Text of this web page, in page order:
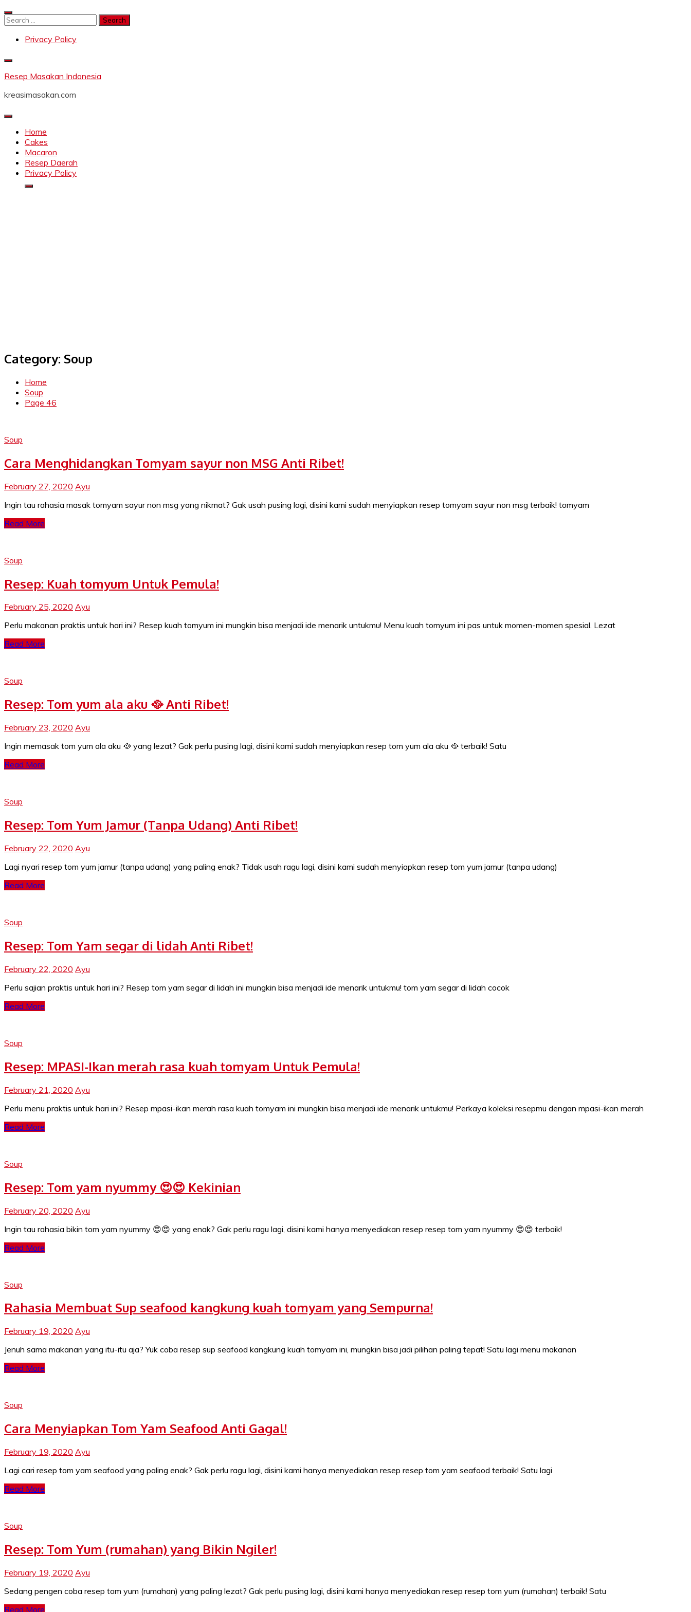
Skip
to
Search
Privacy Policy
Resep Masakan Indonesia
kreasimasakan.com
Home
Cakes
Macaron
Resep Daerah
Privacy Policy
Category: Soup
Home
Soup
Page 46
Soup
Cara Menghidangkan Tomyam sayur non MSG Anti Ribet!
February 27, 2020 Ayu
Ingin tau rahasia masak tomyam sayur non msg yang nikmat? Gak usah pusing lagi, disini kami sudah menyiapkan resep tomyam sayur non msg terbaik! tomyam
Read More
Soup
Resep: Kuah tomyum Untuk Pemula!
February 25, 2020 Ayu
Perlu makanan praktis untuk hari ini? Resep kuah tomyum ini mungkin bisa menjadi ide menarik untukmu! Menu kuah tomyum ini pas untuk momen-momen spesial. Lezat
Read More
Soup
Resep: Tom yum ala aku 🥘 Anti Ribet!
February 23, 2020 Ayu
Ingin memasak tom yum ala aku 🥘 yang lezat? Gak perlu pusing lagi, disini kami sudah menyiapkan resep tom yum ala aku 🥘 terbaik! Satu
Read More
Soup
Resep: Tom Yum Jamur (Tanpa Udang) Anti Ribet!
February 22, 2020 Ayu
Lagi nyari resep tom yum jamur (tanpa udang) yang paling enak? Tidak usah ragu lagi, disini kami sudah menyiapkan resep tom yum jamur (tanpa udang)
Read More
Soup
Resep: Tom Yam segar di lidah Anti Ribet!
February 22, 2020 Ayu
Perlu sajian praktis untuk hari ini? Resep tom yam segar di lidah ini mungkin bisa menjadi ide menarik untukmu! tom yam segar di lidah cocok
Read More
Soup
Resep: MPASI-Ikan merah rasa kuah tomyam Untuk Pemula!
February 21, 2020 Ayu
Perlu menu praktis untuk hari ini? Resep mpasi-ikan merah rasa kuah tomyam ini mungkin bisa menjadi ide menarik untukmu! Perkaya koleksi resepmu dengan mpasi-ikan merah
Read More
Soup
Resep: Tom yam nyummy 😍😍 Kekinian
February 20, 2020 Ayu
Ingin tau rahasia bikin tom yam nyummy 😍😍 yang enak? Gak perlu ragu lagi, disini kami hanya menyediakan resep resep tom yam nyummy 😍😍 terbaik!
Read More
Soup
Rahasia Membuat Sup seafood kangkung kuah tomyam yang Sempurna!
February 19, 2020 Ayu
Jenuh sama makanan yang itu-itu aja? Yuk coba resep sup seafood kangkung kuah tomyam ini, mungkin bisa jadi pilihan paling tepat! Satu lagi menu makanan
Read More
Soup
Cara Menyiapkan Tom Yam Seafood Anti Gagal!
February 19, 2020 Ayu
Lagi cari resep tom yam seafood yang paling enak? Gak perlu ragu lagi, disini kami hanya menyediakan resep resep tom yam seafood terbaik! Satu lagi
Read More
Soup
Resep: Tom Yum (rumahan) yang Bikin Ngiler!
February 19, 2020 Ayu
Sedang pengen coba resep tom yum (rumahan) yang paling lezat? Gak perlu pusing lagi, disini kami hanya menyediakan resep resep tom yum (rumahan) terbaik! Satu
Read More